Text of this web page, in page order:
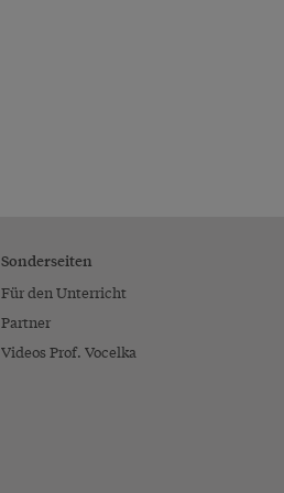
Sonderseiten
Für den Unterricht
Partner
Videos Prof. Vocelka